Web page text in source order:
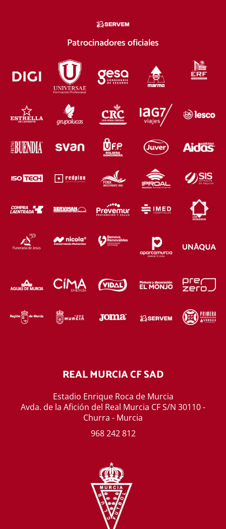
Patrocinadores oficiales
REAL MURCIA CF SAD
Estadio Enrique Roca de Murcia
Avda. de la Afición del Real Murcia CF S/N 30110 -
Churra - Murcia
968 242 812